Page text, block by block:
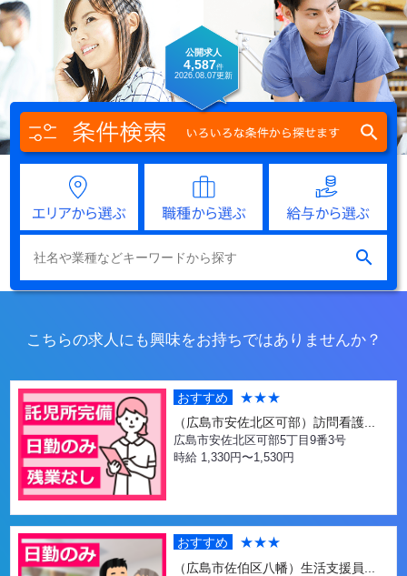
公開求人
4,587件
2026.08.07更新

こちらの求人にも興味をお持ちではありませんか？
おすすめ ★★★
（広島市安佐北区可部）訪問看護...
広島市安佐北区可部5丁目9番3号
時給 1,330円〜1,530円
おすすめ ★★★
（広島市佐伯区八幡）生活支援員...